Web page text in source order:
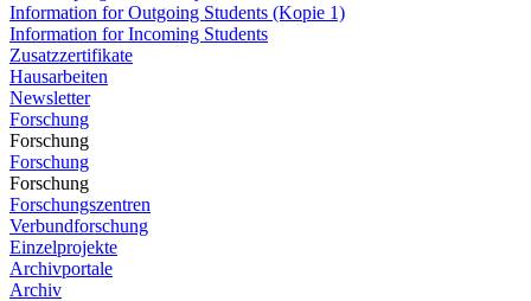
Information for Outgoing Students (Kopie 1)
Information for Incoming Students
Zusatzzertifikate
Hausarbeiten
Newsletter
Forschung
Forschung
Forschung
Forschung
Forschungszentren
Verbundforschung
Einzelprojekte
Archivportale
Archiv